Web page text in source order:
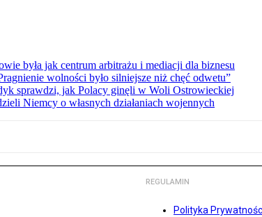
była jak centrum arbitrażu i mediacji dla biznesu
wolności było silniejsze niż chęć odwetu”
sprawdzi, jak Polacy ginęli w Woli Ostrowieckiej
Niemcy o własnych działaniach wojennych
REGULAMIN
Polityka